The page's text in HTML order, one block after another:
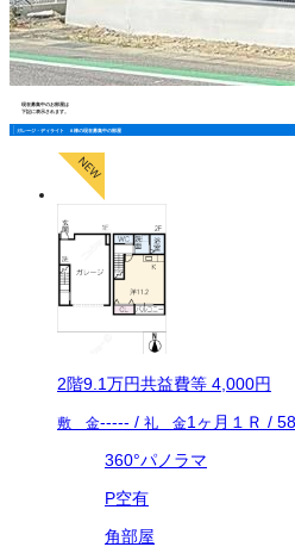
現在募集中のお部屋は
下記に表示されます。
ガレージ・ディライト Ａ棟の現在募集中の部屋
2階9.1万円共益費等 4,000円
敷 金----- / 礼 金1ヶ月 １Ｒ /
360°パノラマ
P空有
角部屋